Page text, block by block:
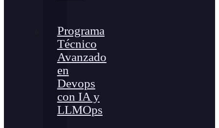
Programa
Técnico
Avanzado
en
Devops
con IA y
LLMOps